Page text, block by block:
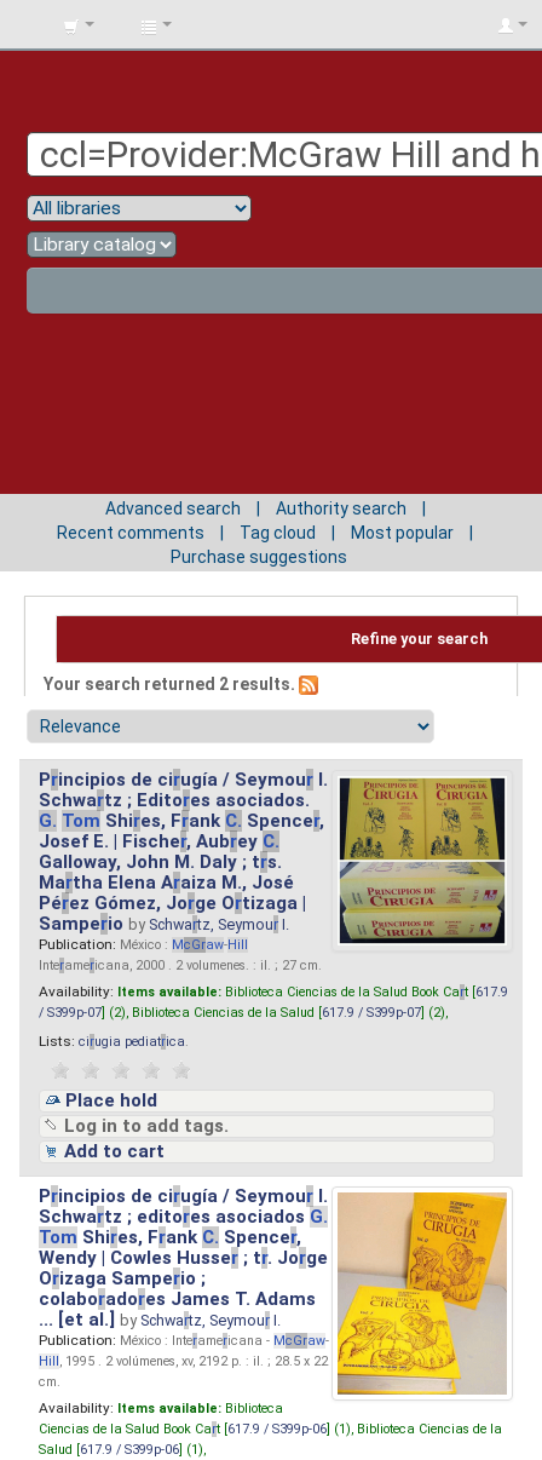
BIBLIOTECA
Advanced search
Authority search
Recent comments
Tag cloud
Most popular
Purchase suggestions
Refine your search
Your search returned 2 results.
Principios de cirugía / Seymour I.
Schwartz ; Editores asociados.
G. Tom Shires, Frank C. Spencer,
Josef E. | Fischer, Aubrey C.
Galloway, John M. Daly ; trs.
Martha Elena Araiza M., José
Pérez Gómez, Jorge Ortizaga |
Samperio by Schwartz, Seymour I.
Publication: México : McGraw-Hill
Interamericana, 2000 . 2 volumenes. : il. ; 27 cm.
Availability: Items available: Biblioteca Ciencias de la Salud Book Cart [ 617.9
/ S399p-07 ] (2), Biblioteca Ciencias de la Salud [ 617.9 / S399p-07 ] (2),
Lists: cirugia pediatrica
Place hold
Log in to add tags.
Add to cart
Principios de cirugía / Seymour I.
Schwartz ; editores asociados G.
Tom Shires, Frank C. Spencer,
Wendy | Cowles Husser ; tr. Jorge
Orizaga Samperio ;
colaboradores James T. Adams
... [et al.]by Schwartz, Seymour I.
Publication: México : Interamericana - McGraw-
Hill, 1995 . 2 volúmenes, xv, 2192 p. : il. ; 28.5 x 22
cm.
Availability: Items available: Biblioteca
Ciencias de la Salud Book Cart [ 617.9 / S399p-06 ] (1), Biblioteca Ciencias de la
Salud [ 617.9 / S399p-06 ] (1),